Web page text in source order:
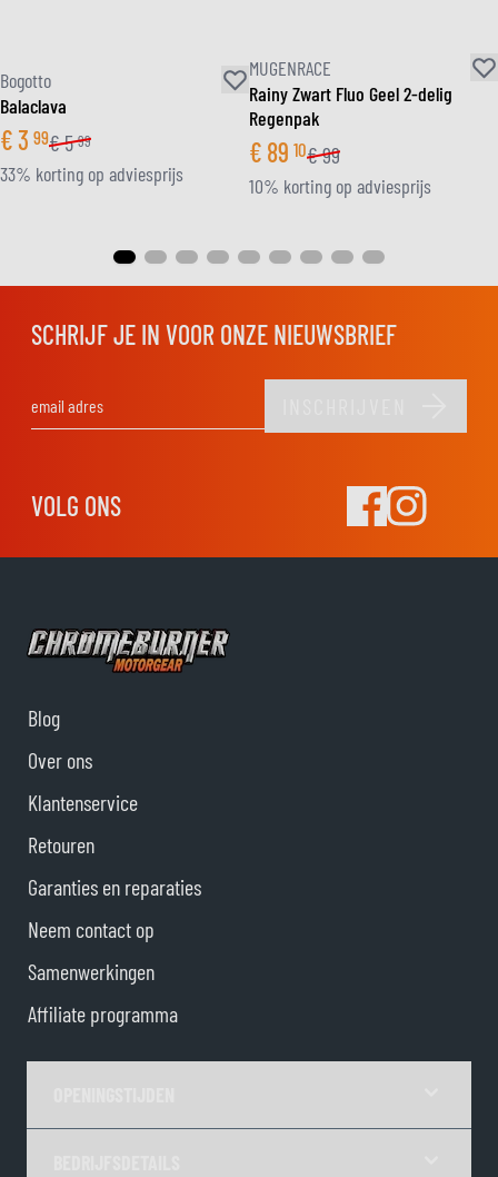
Bogotto
Balaclava
€3 99€5 99
33% korting op adviesprijs
MUGENRACE
Rainy Zwart Fluo Geel 2-delig
Regenpak
€ 89 10€99
10% korting op adviesprijs
SCHRIJF JE IN VOOR ONZE NIEUWSBRIEF
VOLG ONS
Blog
Over ons
Klantenservice
Retouren
Garanties en reparaties
Neem contact op
Samenwerkingen
Affiliate programma